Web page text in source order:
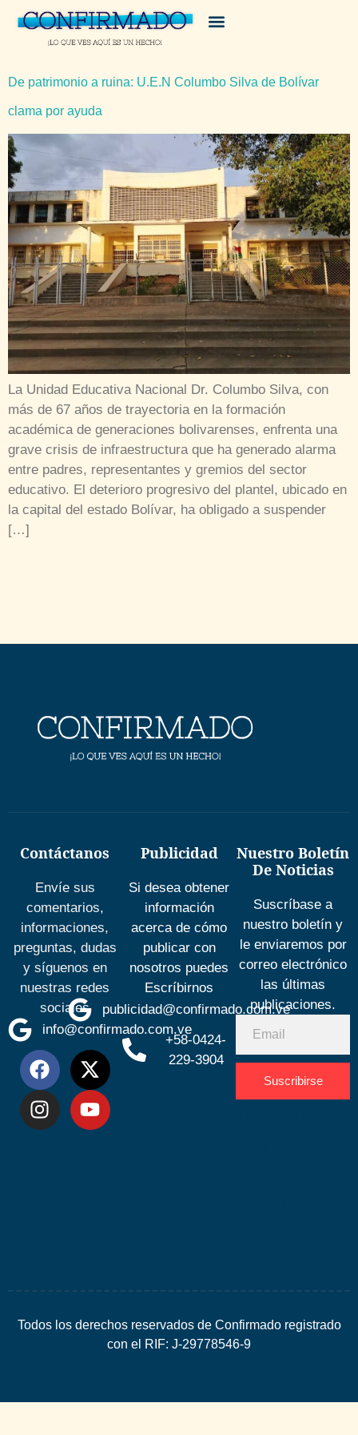
De patrimonio a ruina: U.E.N Columbo Silva de Bolívar
clama por ayuda
La Unidad Educativa Nacional Dr. Columbo Silva, con
más de 67 años de trayectoria en la formación
académica de generaciones bolivarenses, enfrenta una
grave crisis de infraestructura que ha generado alarma
entre padres, representantes y gremios del sector
educativo. El deterioro progresivo del plantel, ubicado en
la capital del estado Bolívar, ha obligado a suspender
[…]
Contáctanos
Envíe sus
comentarios,
informaciones,
preguntas, dudas
y síguenos en
nuestras redes
sociales
info@confirmado.com.ve
Publicidad
Si desea obtener
información
acerca de cómo
publicar con
nosotros puedes
Escríbirnos
publicidad@confirmado.com.ve
+58-0424-
229-3904
Nuestro Boletín
De Noticias
Suscríbase a
nuestro boletín y
le enviaremos por
correo electrónico
las últimas
publicaciones.
Suscribirse
Todos los derechos reservados de Confirmado registrado
con el RIF: J-29778546-9